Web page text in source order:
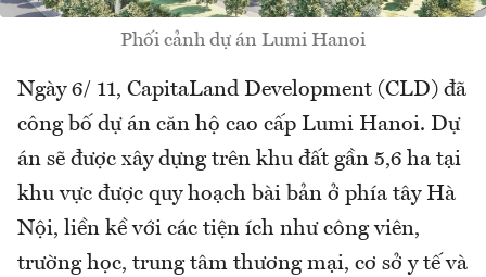
Phối cảnh dự án Lumi Hanoi
Ngày 6/ 11, CapitaLand Development (CLD) đã
công bố dự án căn hộ cao cấp Lumi Hanoi. Dự
án sẽ được xây dựng trên khu đất gần 5,6 ha tại
khu vực được quy hoạch bài bản ở phía tây Hà
Nội, liền kề với các tiện ích như công viên,
trường học, trung tâm thương mại, cơ sở y tế và